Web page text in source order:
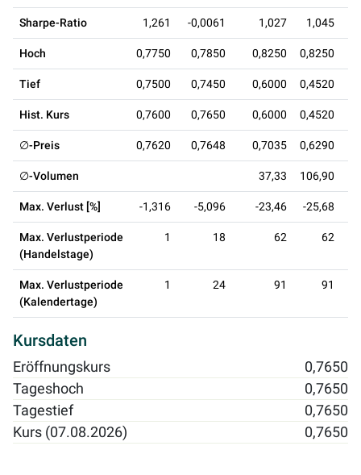
Sharpe-Ratio 1,261 -0,0061 1,027 1,045
Hoch 0,7750 0,7850 0,8250 0,8250
Tief 0,7500 0,7450 0,6000 0,4520
Hist. Kurs 0,7600 0,7650 0,6000 0,4520
∅-Preis 0,7620 0,7648 0,7035 0,6290
∅-Volumen 37,33 106,90
Max. Verlust [%] -1,316 -5,096 -23,46 -25,68
Max. Verlustperiode
(Handelstage)
1 18 62 62
Max. Verlustperiode
(Kalendertage)
1 24 91 91
Kursdaten
Eröffnungskurs
0,7650
Tageshoch
0,7650
Tagestief
0,7650
Kurs (07.08.2026)
0,7650